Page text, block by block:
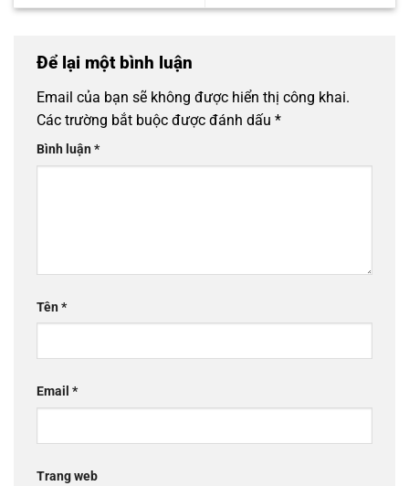
Để lại một bình luận
Email của bạn sẽ không được hiển thị công khai.
Các trường bắt buộc được đánh dấu *
Bình luận*
Tên*
Email *
Trang web